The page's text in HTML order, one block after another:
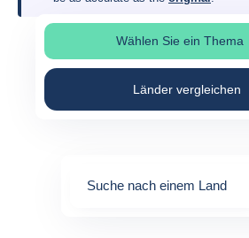
Wählen Sie ein Thema
Länder vergleichen
Suche nach einem Land